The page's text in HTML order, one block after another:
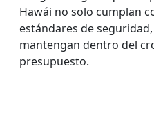
Hawái no solo cumplan
estándares de
mantengan dentro del
presupuesto.